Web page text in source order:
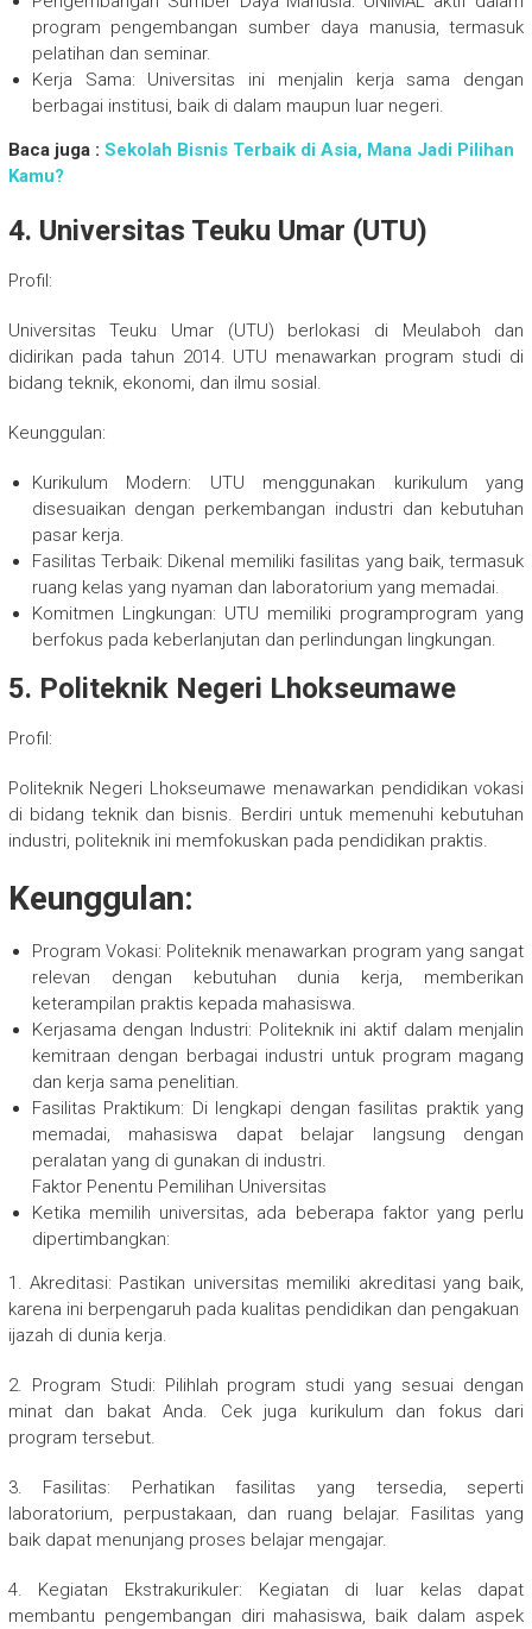
program pengembangan sumber daya manusia, termasuk
pelatihan dan seminar.
Kerja Sama: Universitas ini menjalin kerja sama dengan
berbagai institusi, baik di dalam maupun luar negeri.
Baca juga : Sekolah Bisnis Terbaik di Asia, Mana Jadi Pilihan
Kamu?
4. Universitas Teuku Umar (UTU)
Profil:
Universitas Teuku Umar (UTU) berlokasi di Meulaboh dan
didirikan pada tahun 2014. UTU menawarkan program studi di
bidang teknik, ekonomi, dan ilmu sosial.
Keunggulan:
Kurikulum Modern: UTU menggunakan kurikulum yang
disesuaikan dengan perkembangan industri dan kebutuhan
pasar kerja.
Fasilitas Terbaik: Dikenal memiliki fasilitas yang baik, termasuk
ruang kelas yang nyaman dan laboratorium yang memadai.
Komitmen Lingkungan: UTU memiliki programprogram yang
berfokus pada keberlanjutan dan perlindungan lingkungan.
5. Politeknik Negeri Lhokseumawe
Profil:
Politeknik Negeri Lhokseumawe menawarkan pendidikan vokasi
di bidang teknik dan bisnis. Berdiri untuk memenuhi kebutuhan
industri, politeknik ini memfokuskan pada pendidikan praktis.
Keunggulan:
Program Vokasi: Politeknik menawarkan program yang sangat
relevan dengan kebutuhan dunia kerja, memberikan
keterampilan praktis kepada mahasiswa.
Kerjasama dengan Industri: Politeknik ini aktif dalam menjalin
kemitraan dengan berbagai industri untuk program magang
dan kerja sama penelitian.
Fasilitas Praktikum: Di lengkapi dengan fasilitas praktik yang
memadai, mahasiswa dapat belajar langsung dengan
peralatan yang di gunakan di industri.
Faktor Penentu Pemilihan Universitas
Ketika memilih universitas, ada beberapa faktor yang perlu
dipertimbangkan:
1. Akreditasi: Pastikan universitas memiliki akreditasi yang baik,
karena ini berpengaruh pada kualitas pendidikan dan pengakuan
ijazah di dunia kerja.
2. Program Studi: Pilihlah program studi yang sesuai dengan
minat dan bakat Anda. Cek juga kurikulum dan fokus dari
program tersebut.
3. Fasilitas: Perhatikan fasilitas yang tersedia, seperti
laboratorium, perpustakaan, dan ruang belajar. Fasilitas yang
baik dapat menunjang proses belajar mengajar.
4. Kegiatan Ekstrakurikuler: Kegiatan di luar kelas dapat
membantu pengembangan diri mahasiswa, baik dalam aspek